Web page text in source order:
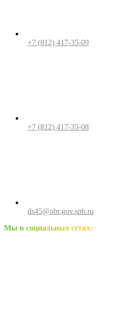
+7 (812) 417-35-09
+7 (812) 417-35-08
ds45@obr.gov.spb.ru
Мы в социальных сетях: